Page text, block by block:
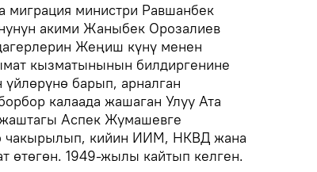
министри Равшанбек
акими Жаныбек Орозалиев
Жеңиш күнү менен
кызматынынын билдиргенине
үйлөрүнө барып, арналган
калаада жашаган Улуу Ата
Аспек Жумашевге
чакырылып, кийин ИИМ, НКВД жана
өтөгөн. 1949-жылы кайтып келген.